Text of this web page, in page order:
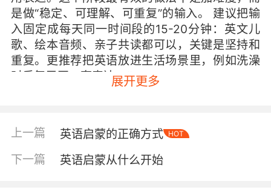
是做“稳定、可理解、可重复”的输入。 建议把输
入固定成每天同一时间段的15-20分钟：英文儿
歌、绘本音频、亲子共读都可以，关键是坚持和
重复。更推荐把英语放进生活场景里，例如洗澡
时反复用同一套表达：“Wash your hands. Wash
your hair. Let’s rinse.” 句子不必多，但要稳定。
短句回应。只要孩子能在熟悉情境里听懂并做出
反应，启蒙就走在正确轨道上。 再引导开口：从
“可复制的句块”开始 当孩子能听懂一批常用指
令、对故事情节也能猜到大概时，就可以引导开
展开更多
上一篇 英语启蒙的正确方式 HOT
下一篇 英语启蒙从什么开始